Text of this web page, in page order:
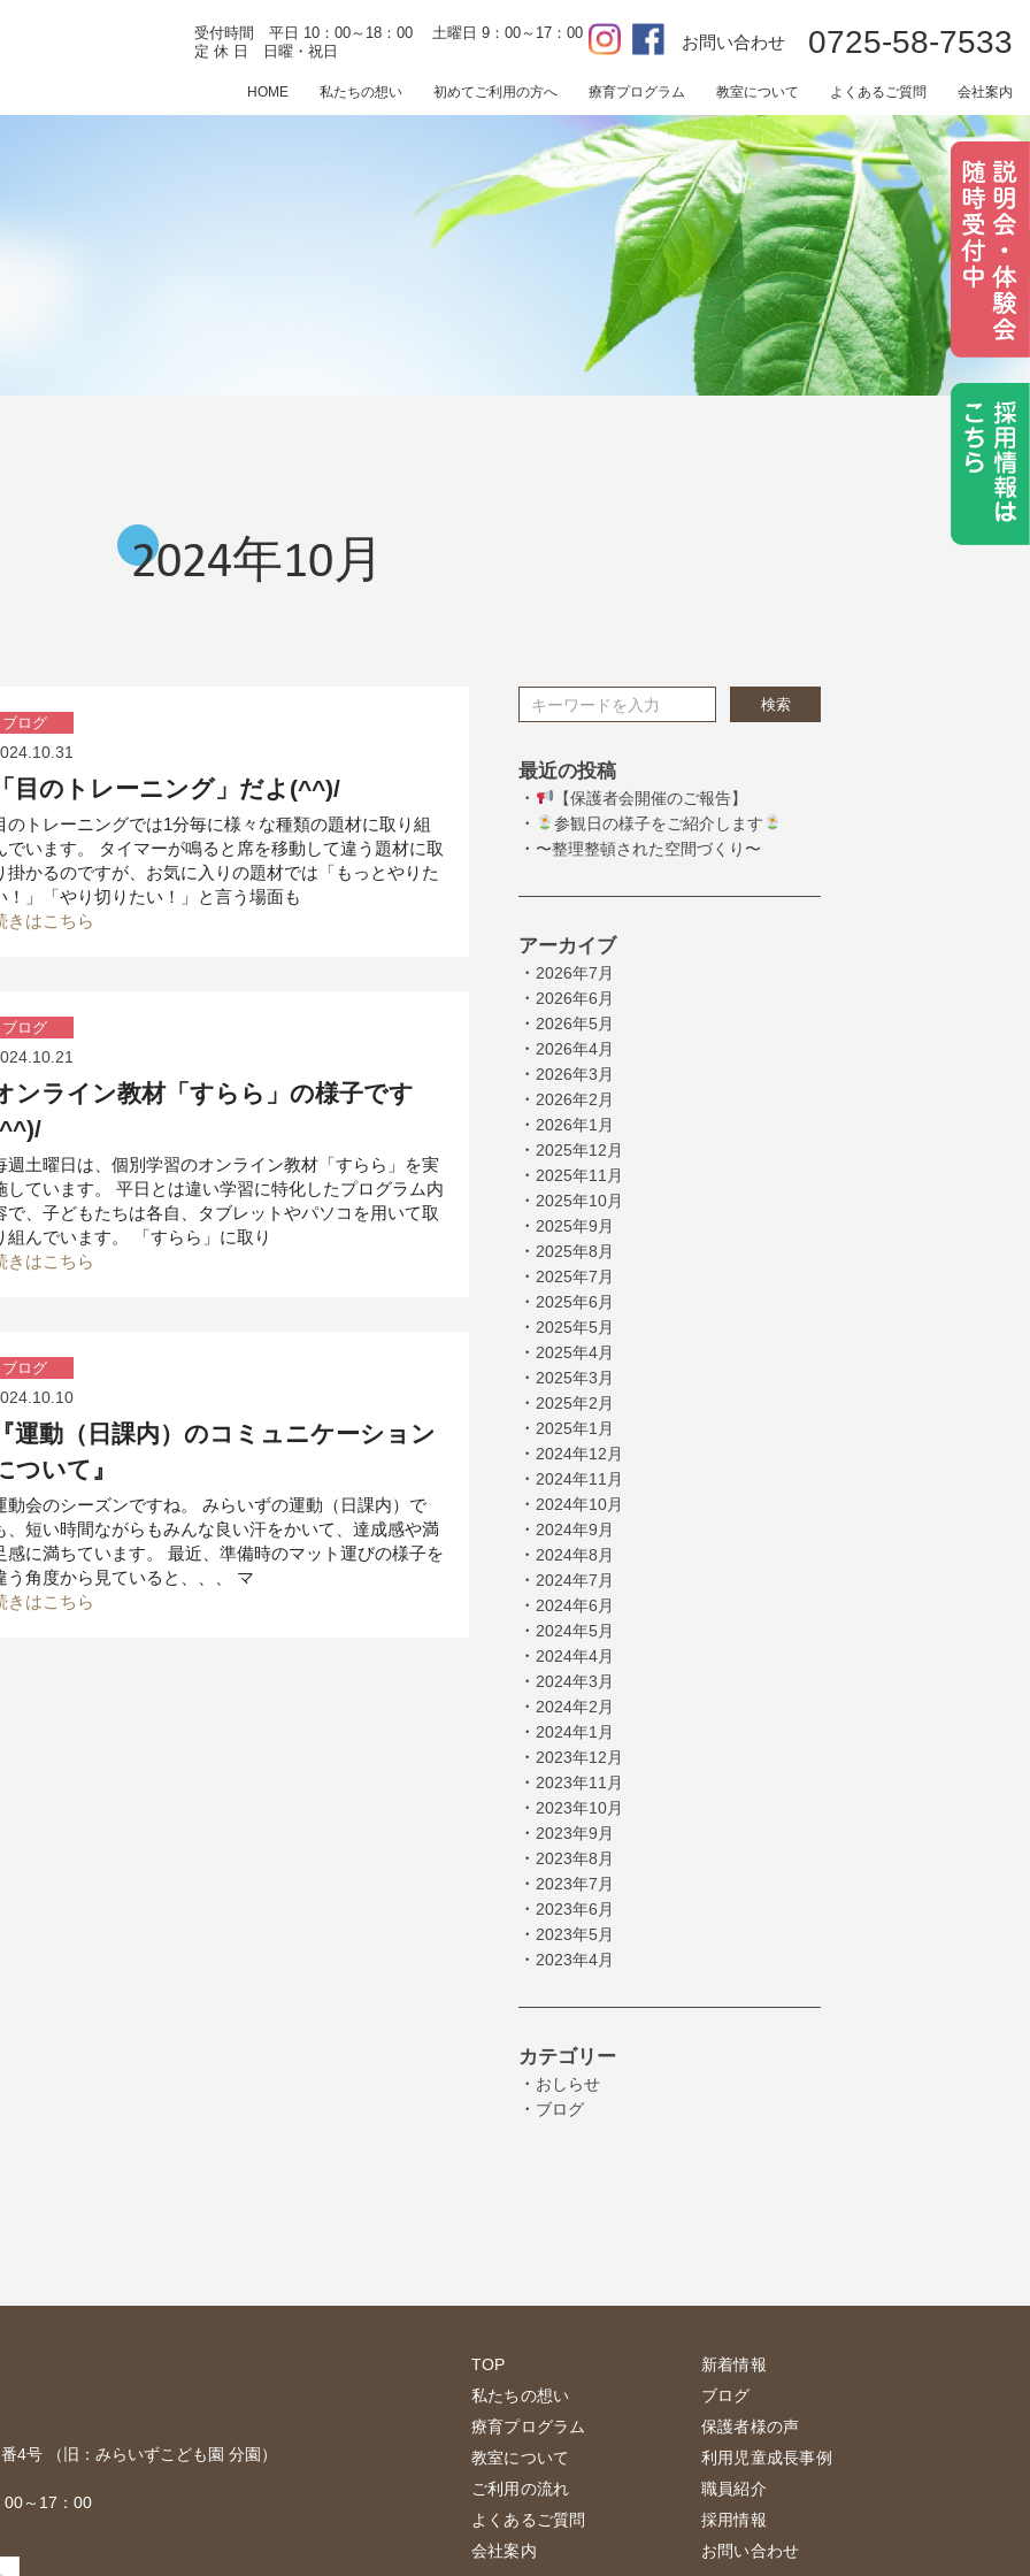
HOME 私たちの想い 初めてご利用の方へ 療育プログラム 教室について よくあるご質問 会社案内
受付時間 平日 10：00～18：00 土曜日 9：00～17：00
定 休 日 日曜・祝日
お問い合わせ 0725-58-7533
2024年10月
ブログ
目のトレーニング」だよ(^^)/
のトレーニングでは1分毎に様々な種類の題材に取り組
でいます。 タイマーが鳴ると席を移動して違う題材に取
掛かるのですが、お気に入りの題材では「もっとやりた
！」「やり切りたい！」と言う場面も
きはこちら
ブログ
ンライン教材「すらら」の様子です
週土曜日は、個別学習のオンライン教材「すらら」を実
しています。 平日とは違い学習に特化したプログラム内
で、子どもたちは各自、タブレットやパソコを用いて取
組んでいます。 「すらら」に取り
きはこちら
ブログ
運動（日課内）のコミュニケーション
ついて』
動会のシーズンですね。 みらいずの運動（日課内）で
、短い時間ながらもみんな良い汗をかいて、達成感や満
感に満ちています。 最近、準備時のマット運びの様子を
う角度から見ていると、、、 マ
きはこちら
検索
最近の投稿
・ 【保護者会開催のご報告】
・ 参観日の様子をご紹介します
・ 〜整理整頓された空間づくり〜
アーカイブ
・ 2026年7月
・ 2026年6月
・ 2026年5月
・ 2026年4月
・ 2026年3月
・ 2026年2月
・ 2026年1月
・ 2025年12月
・ 2025年11月
・ 2025年10月
・ 2025年9月
・ 2025年8月
・ 2025年7月
・ 2025年6月
・ 2025年5月
・ 2025年4月
・ 2025年3月
・ 2025年2月
・ 2025年1月
・ 2024年12月
・ 2024年11月
・ 2024年10月
・ 2024年9月
・ 2024年8月
・ 2024年7月
・ 2024年6月
・ 2024年5月
・ 2024年4月
・ 2024年3月
・ 2024年2月
・ 2024年1月
・ 2023年12月
・ 2023年11月
・ 2023年10月
・ 2023年9月
・ 2023年8月
・ 2023年7月
・ 2023年6月
・ 2023年5月
・ 2023年4月
カテゴリー
・ おしらせ
・ ブログ
4号 （旧：みらいずこども園 分園）
～17：00
TOP
私たちの想い
療育プログラム
教室について
ご利用の流れ
よくあるご質問
会社案内
新着情報
ブログ
保護者様の声
利用児童成長事例
職員紹介
採用情報
お問い合わせ